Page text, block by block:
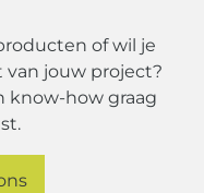
of wil je
van jouw project?
know-how graag